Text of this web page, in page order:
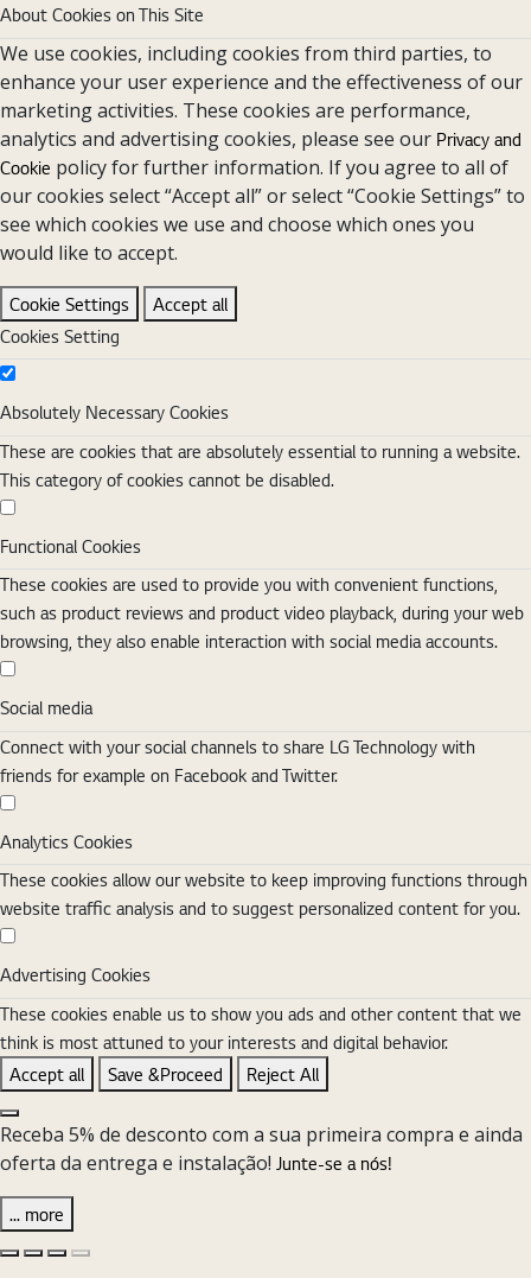
About Cookies on This Site
We use cookies, including cookies from third parties, to
enhance your user experience and the effectiveness of our
marketing activities. These cookies are performance,
analytics and advertising cookies, please see our Privacy and
Cookie policy for further information. If you agree to all of
our cookies select “Accept all” or select “Cookie Settings” to
see which cookies we use and choose which ones you
would like to accept.
Cookie Settings
Accept all
Cookies Setting
Absolutely Necessary Cookies
Absolutely Necessary Cookies
These are cookies that are absolutely essential to running a website.
This category of cookies cannot be disabled.
Functional Cookies
Functional Cookies
These cookies are used to provide you with convenient functions,
such as product reviews and product video playback, during your web
browsing, they also enable interaction with social media accounts.
Social media
Social media
Connect with your social channels to share LG Technology with
friends for example on Facebook and Twitter.
Analytics Cookies
Analytics Cookies
These cookies allow our website to keep improving functions through
website traffic analysis and to suggest personalized content for you.
Advertising Cookies
Advertising Cookies
These cookies enable us to show you ads and other content that we
think is most attuned to your interests and digital behavior.
Accept all
Save &Proceed Reject All
Close the Cookie Setting banner
Receba 5% de desconto com a sua primeira compra e ainda
oferta da entrega e instalação! Junte-se a nós!
... more